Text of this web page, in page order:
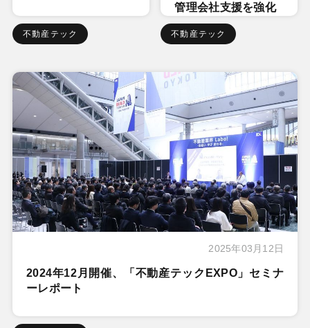
不動産テック
管理会社支援を強化
不動産テック
2025年03月12日
2024年12月開催、「不動産テックEXPO」セミナ
ーレポート